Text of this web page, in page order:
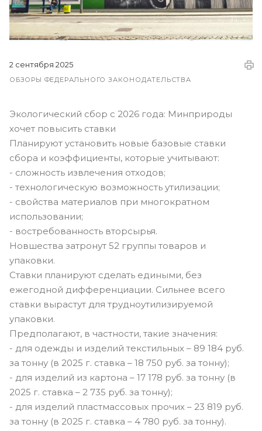
2 сентября 2025
ОБЗОРЫ ФЕДЕРАЛЬНОГО ЗАКОНОДАТЕЛЬСТВА
Экологический сбор с 2026 года: Минприроды
хочет повысить ставки
Планируют установить новые базовые ставки
сбора и коэффициенты, которые учитывают:
- сложность извлечения отходов;
- технологическую возможность утилизации;
- свойства материалов при многократном
использовании;
- востребованность вторсырья.
Новшества затронут 52 группы товаров и
упаковки.
Ставки планируют сделать едиными, без
ежегодной дифференциации. Сильнее всего
ставки вырастут для трудноутилизируемой
упаковки.
Предполагают, в частности, такие значения:
- для одежды и изделий текстильных – 89 184 руб.
за тонну (в 2025 г. ставка – 18 750 руб. за тонну);
- для изделий из картона – 17 178 руб. за тонну (в
2025 г. ставка – 2 735 руб. за тонну);
- для изделий пластмассовых прочих – 23 819 руб.
за тонну (в 2025 г. ставка – 4 780 руб. за тонну).